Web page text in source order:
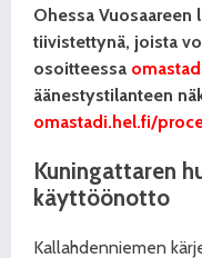
Ohessa
tiivistettynä, joista
osoitteessa
äänestystilanteen
omastadi.hel.fi/
Kuningattaren
käyttöönotto
Kallahdenniemen